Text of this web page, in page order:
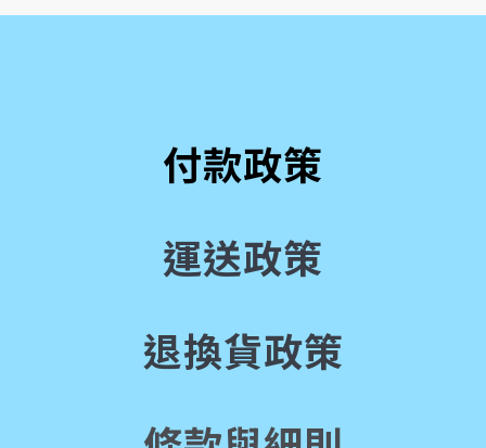
付款政策
運送政策
退換貨政策